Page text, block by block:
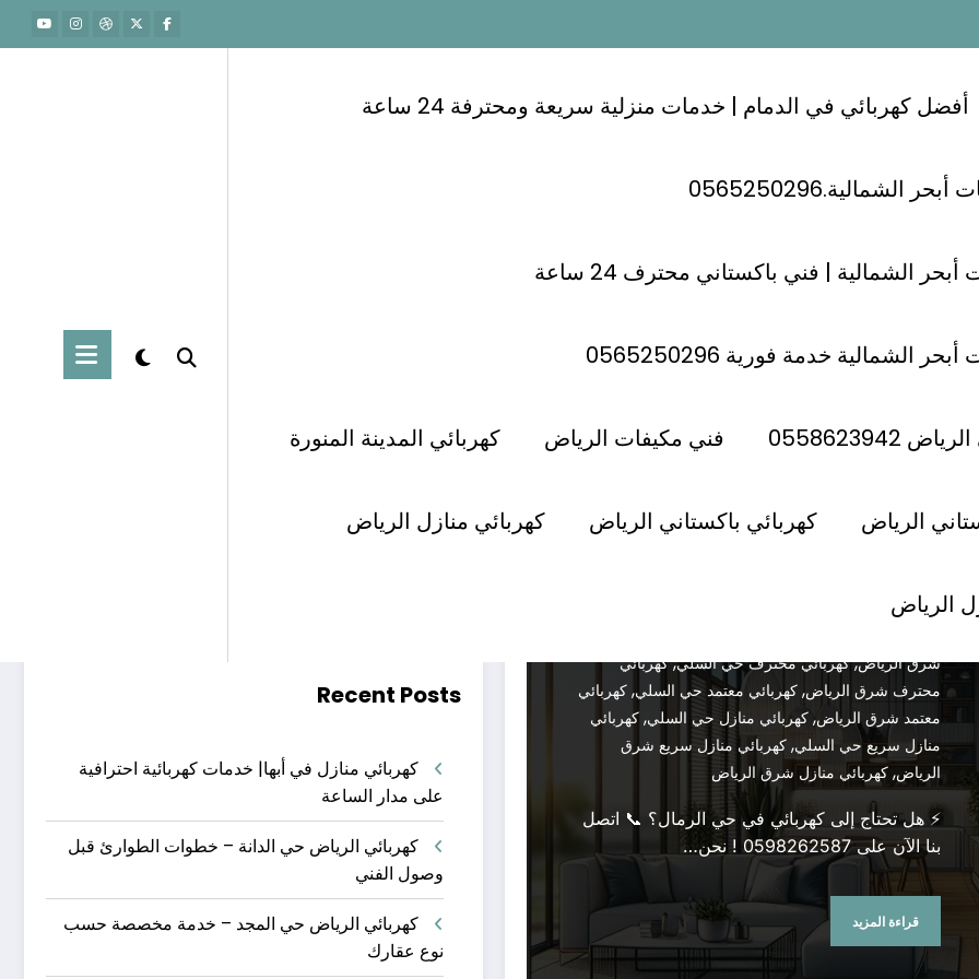
أفضل كهربائي في الدمام | خدمات منزلية سريعة ومحترفة 24 ساعة
الشمالية.0565250296
الشمالية | فني باكستاني محترف 24 ساعة
الشمالية خدمة فورية 0565250296
فني مكيفات الرياض كهربائي المدينة المنورة
الرياض كهربائي باكستاني الرياض كهربائي منازل الرياض
الرياض
السلي
كهربائي الرمال 0598262587
السلي ,اصلاح كهرباء شرق الرياض ,تمديد كهرباء حي
فني كهرباء شرق الرياض
شرق الرياض,كهربائي محترف حي السلي,كهربائي
محترف شرق الرياض, كهربائي معتمد حي السلي, كهربائي
معتمد شرق الرياض, كهربائي منازل حي السلي, كهربائي
منازل سريع حي السلي, كهربائي منازل سريع شرق
الرياض, كهربائي منازل شرق الرياض
⚡ هل تحتاج إلى كهربائي في حي الرمال؟ 📞 اتصل
بنا الآن على 0598262587 ! نحن…
قراءة المزيد
البحث
Recent Posts
كهربائي منازل في أبها| خدمات كهربائية احترافية
على مدار الساعة
كهربائي الرياض حي الدانة – خطوات الطوارئ قبل
وصول الفني
كهربائي الرياض حي المجد – خدمة مخصصة حسب
نوع عقارك